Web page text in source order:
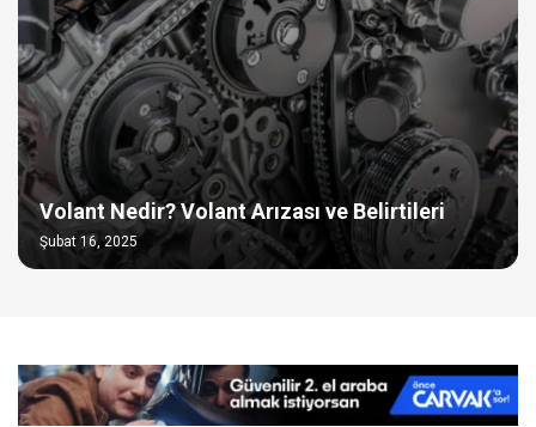
Volant Nedir? Volant Arızası ve Belirtileri
Şubat 16, 2025